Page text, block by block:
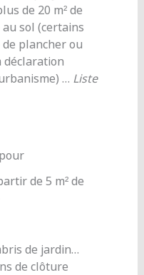
de 20 m² de
sol (certains
de plancher ou
déclaration
… Liste
de 5 m² de
de jardin…
de clôture